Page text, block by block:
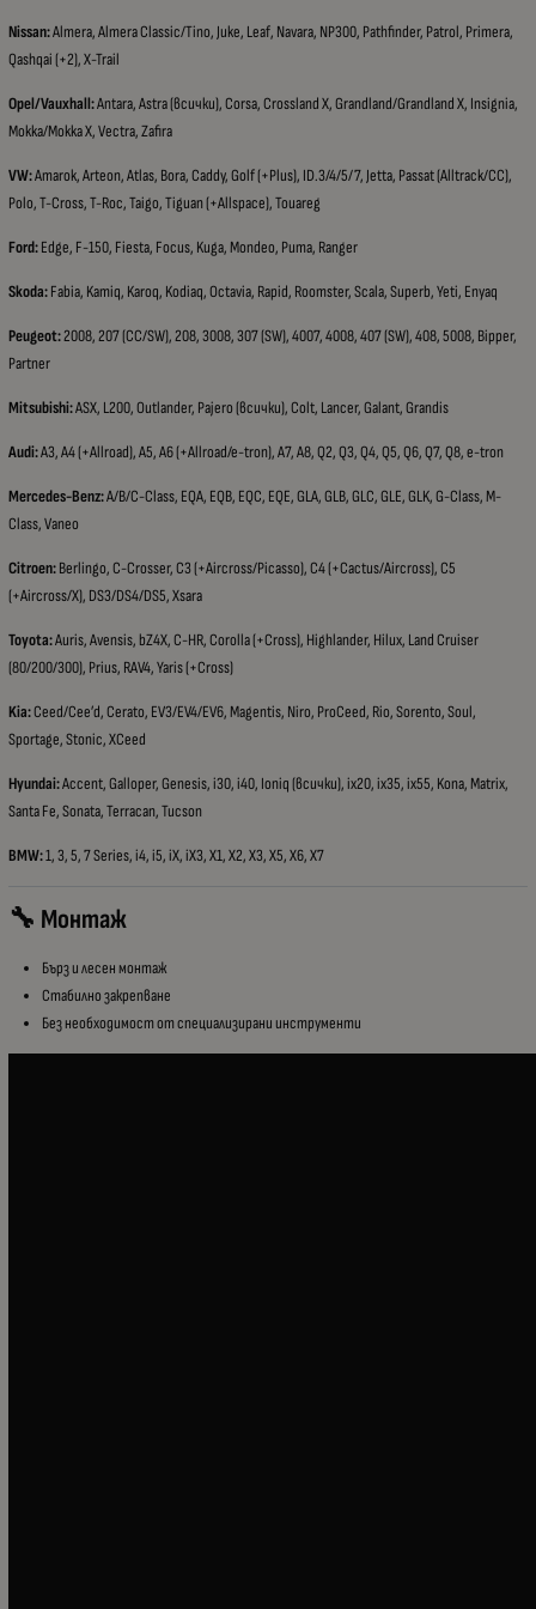
Nissan:Almera, Almera Classic/Tino, Juke, Leaf, Navara, NP300, Pathfinder, Patrol, Primera,
Qashqai (+2), X-Trail
Opel/Vauxhall:Antara, Astra (всички), Corsa, Crossland X, Grandland/Grandland X, Insignia,
Mokka/Mokka X, Vectra, Zafira
VW:Amarok, Arteon, Atlas, Bora, Caddy, Golf (+Plus), ID.3/4/5/7, Jetta, Passat (Alltrack/CC),
Polo, T-Cross, T-Roc, Taigo, Tiguan (+Allspace), Touareg
Ford:Edge, F-150, Fiesta, Focus, Kuga, Mondeo, Puma, Ranger
Skoda:Fabia, Kamiq, Karoq, Kodiaq, Octavia, Rapid, Roomster, Scala, Superb, Yeti, Enyaq
Peugeot:2008, 207 (CC/SW), 208, 3008, 307 (SW), 4007, 4008, 407 (SW), 408, 5008, Bipper,
Partner
Mitsubishi:ASX, L200, Outlander, Pajero (всички), Colt, Lancer, Galant, Grandis
Audi:A3, A4 (+Allroad), A5, A6 (+Allroad/e-tron), A7, A8, Q2, Q3, Q4, Q5, Q6, Q7, Q8, e-tron
Mercedes-Benz:A/B/C-Class, EQA, EQB, EQC, EQE, GLA, GLB, GLC, GLE, GLK, G-Class, M-
Class, Vaneo
Citroen:Berlingo, C-Crosser, C3 (+Aircross/Picasso), C4 (+Cactus/Aircross), C5
(+Aircross/X), DS3/DS4/DS5, Xsara
Toyota:Auris, Avensis, bZ4X, C-HR, Corolla (+Cross), Highlander, Hilux, Land Cruiser
(80/200/300), Prius, RAV4, Yaris (+Cross)
Kia:Ceed/Cee’d, Cerato, EV3/EV4/EV6, Magentis, Niro, ProCeed, Rio, Sorento, Soul,
Sportage, Stonic, XCeed
Hyundai:Accent, Galloper, Genesis, i30, i40, Ioniq (всички), ix20, ix35, ix55, Kona, Matrix,
Santa Fe, Sonata, Terracan, Tucson
BMW:1, 3, 5, 7 Series, i4, i5, iX, iX3, X1, X2, X3, X5, X6, X7
🔧 Монтаж
Бърз и лесен монтаж
Стабилно закрепване
Без необходимост от специализирани инструменти